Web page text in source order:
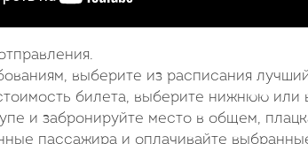
выберите из расписания
билета, выберите нижнюю
и забронируйте место в общем,
пассажира и оплачивайте